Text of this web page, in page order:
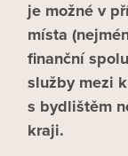
je možné v
místa
finanční
služby mezi
s bydlištěm
kraji.